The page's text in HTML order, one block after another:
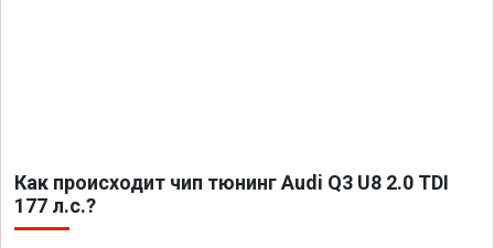
Как происходит чип тюнинг Audi Q3 U8 2.0 TDI
177 л.с.?